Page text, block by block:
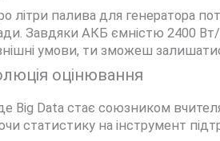
палива для генератора
Завдяки АКБ ємністю 2400 Вт/
умови, ти зможеш
оцінювання
Big Data стає союзником
статистику на інструмент